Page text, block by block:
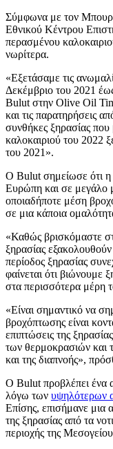
Σύμφωνα με τον
Εθνικού Κέντρου
περασμένου
νωρίτερα.
«Εξετάσαμε τις
Δεκέμβριο του 2021
Bulut στην Olive Oil
και τις παρατηρήσεις
συνθήκες ξηρασίας που
καλοκαιριού του 2022
του 2021».
Ο Bulut σημείωσε ότι η
Ευρώπη και σε μεγάλο
οποιαδήποτε μέση
σε μια κάποια
«Καθώς βρισκόμαστε
ξηρασίας
περίοδος ξηρασίας
φαίνεται ότι βιώνουμε
στα περισσότερα μέρη
«Είναι σημαντικό να
βροχόπτωσης είναι
επιπτώσεις της
των θερμοκρασιών και
και της διαπνοής»,
Ο Bulut προβλέπει ένα
λόγω των υψηλότερων
Επίσης, επισήμανε μια
της ξηρασίας από τα
περιοχής της